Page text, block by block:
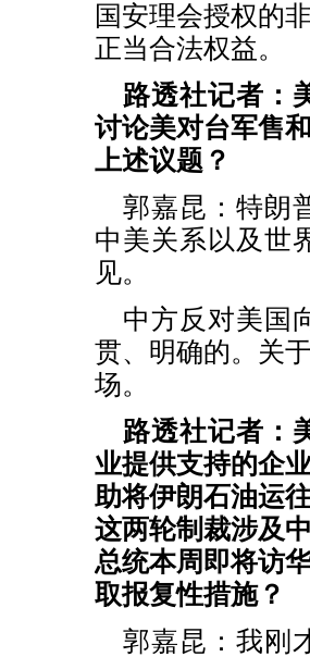
国安理会授权的
正当合法权益。
路透社记者：
讨论美对台军售
上述议题？
郭嘉昆：特朗
中美关系以及世
见。
中方反对美国
贯、明确的。关
场。
路透社记者：
业提供支持的企
助将伊朗石油运
这两轮制裁涉及
总统本周即将访
取报复性措施？
郭嘉昆：我刚